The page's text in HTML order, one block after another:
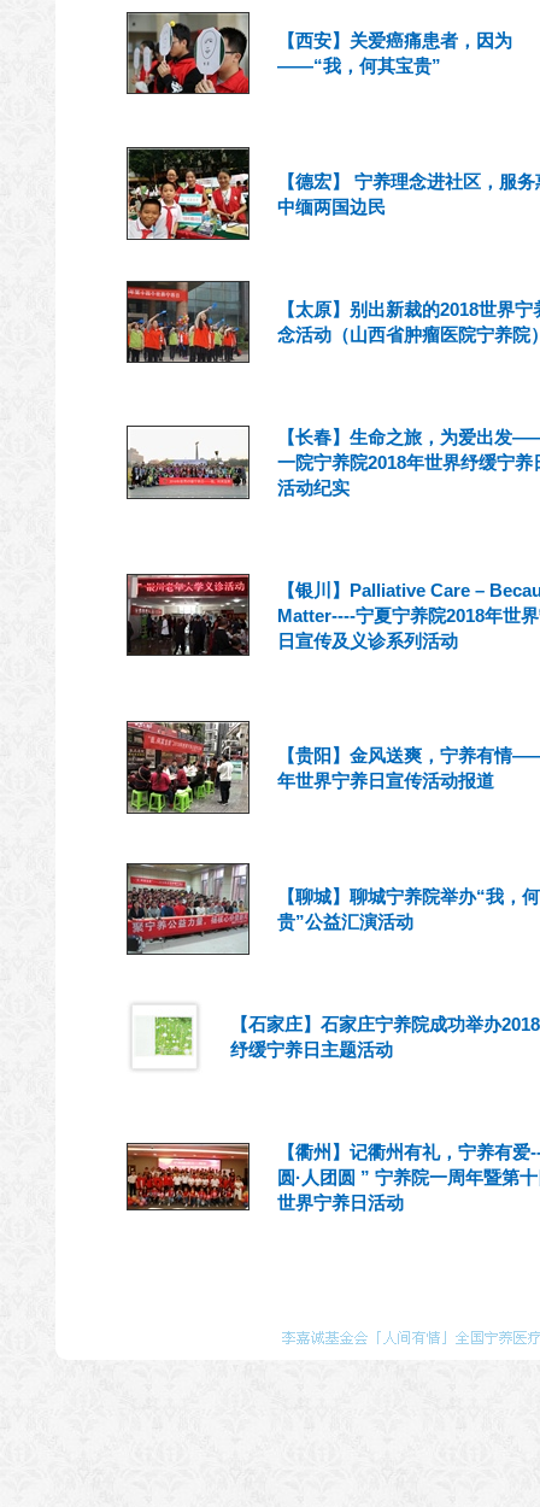
【西安】关爱癌痛患者，因为
——“我，何其宝贵”
【德宏】 宁养理念进社区，服
中缅两国边民
【太原】别出新裁的2018世界宁
念活动（山西省肿瘤医院宁养院
【长春】生命之旅，为爱出发
一院宁养院2018年世界纾缓宁养
活动纪实
【银川】Palliative Care –
Matter----宁夏宁养院2018年世
日宣传及义诊系列活动
【贵阳】金风送爽，宁养有情
年世界宁养日宣传活动报道
【聊城】聊城宁养院举办“我，
贵”公益汇演活动
【石家庄】石家庄宁养院成功举办
纾缓宁养日主题活动
【衢州】记衢州有礼，宁养有爱
圆·人团圆 ” 宁养院一周年暨第
世界宁养日活动